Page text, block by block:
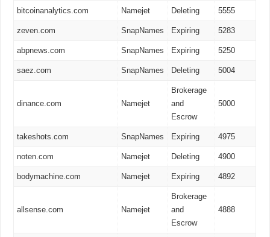
bitcoinanalytics.com Namejet Deleting 5555
zeven.com SnapNames Expiring 5283
abpnews.com SnapNames Expiring 5250
saez.com SnapNames Deleting 5004
dinance.com Namejet
Brokerage
and
Escrow
5000
takeshots.com SnapNames Expiring 4975
noten.com Namejet Deleting 4900
bodymachine.com Namejet Expiring 4892
allsense.com Namejet
Brokerage
and
Escrow
4888